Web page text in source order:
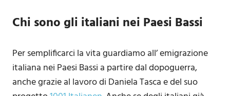
Chi sono gli italiani nei Paesi Bassi
Per semplificarci la vita guardiamo all’ emigrazione
italiana nei Paesi Bassi a partire dal dopoguerra,
anche grazie al lavoro di Daniela Tasca e del suo